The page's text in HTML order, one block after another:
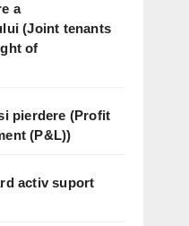
a
(Joint tenants
of
pierdere (Profit
(P&L))
activ suport